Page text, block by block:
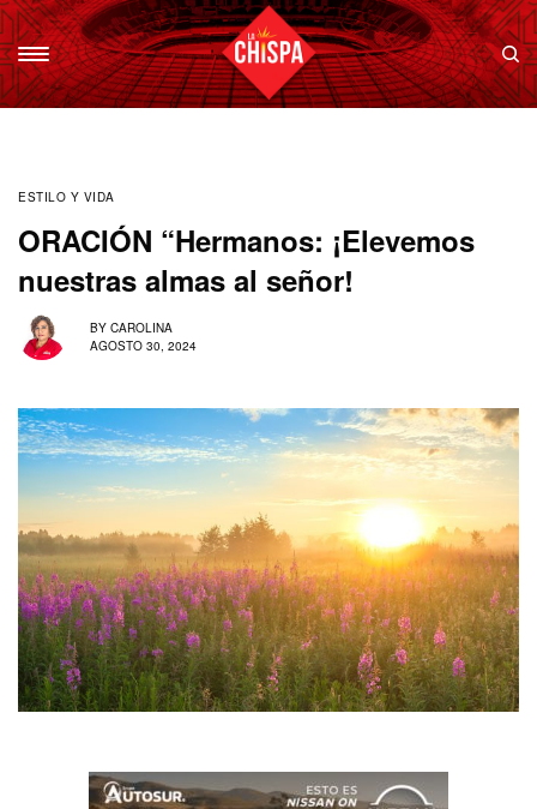
ESTILO Y VIDA
ORACIÓN “Hermanos: ¡Elevemos
nuestras almas al señor!
BY CAROLINA
AGOSTO 30, 2024